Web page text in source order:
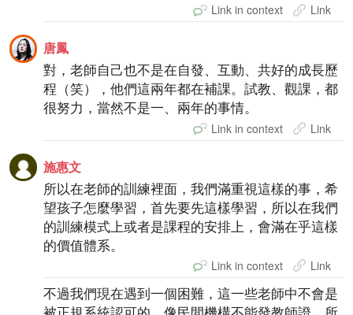
Link in context Link
唐鳳
對，老師自己也不是在自發、互動、共好的成長歷
程（笑），他們這兩年都在補課。試教、觀課，都
很努力，當然不是一、兩年的事情。
Link in context Link
施惠文
所以在老師的訓練裡面，我們滿重視這樣的事，希
望孩子怎麼學習，首先要先這樣學習，所以在我們
的訓練模式上或者是課程的安排上，會滿在乎這樣
的價值體系。
Link in context Link
不過我們現在遇到一個困難，這一些老師中不會是